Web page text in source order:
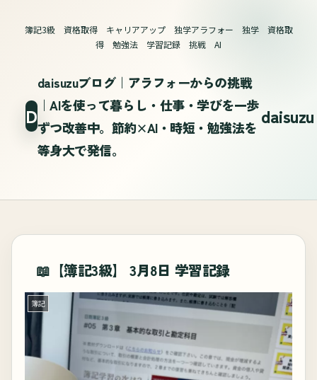
簿記3級 資格取得 キャリアアップ 独学アラフォー 独学 資格取
得 勉強法 学習記録 挑戦 AI
daisuzuブログ｜アラフォーからの挑戦
｜AIを使って暮らし・仕事・学びを一歩
ずつ改善中。節約×AI・時短・勉強法を
等身大で発信。
📖【簿記3級】 3月8日 学習記録
簿記